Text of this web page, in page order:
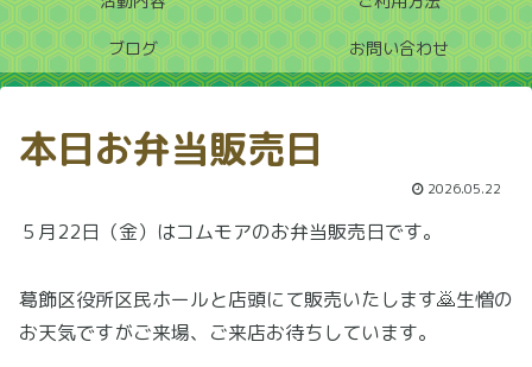
ブログ お問い合わせ
本日お弁当販売日
2026.05.22
５月22日（金）はコムモアのお弁当販売日です。
葛飾区役所区民ホールと店頭にて販売いたします🙇生憎の
お天気ですがご来場、ご来店お待ちしています。